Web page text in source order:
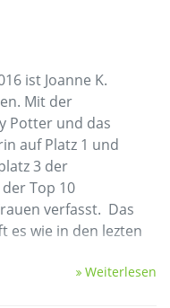
ist Joanne K.
Mit der
Potter und das
auf Platz 1 und
3 der
Top 10
verfasst. Das
es wie in den lezten
Weiterlesen